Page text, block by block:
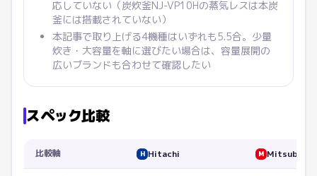
応していない（炭炊釜NJ-VP10Hの蒸気レスは本炭
釜には搭載されていない）
本記事で取り上げる4機種はいずれも5.5合。少量
炊き・大容量を軸に選びたい場合は、容量展開の
広いブランドも合わせて確認したい
スペック比較
比較軸 H Hitachi M Mitsubishi